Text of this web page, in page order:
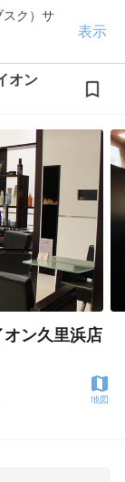
スク）サ
表示
オン
ン久里浜店
地図